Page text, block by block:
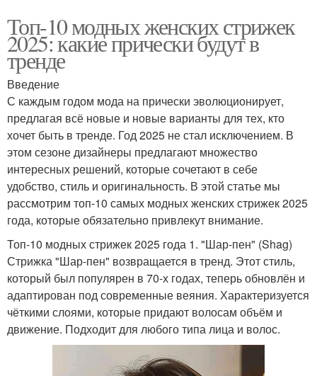
Топ-10 модных женских стрижек
2025: какие прически будут в
тренде
Введение
С каждым годом мода на прически эволюционирует,
предлагая всё новые и новые варианты для тех, кто
хочет быть в тренде. Год 2025 не стал исключением. В
этом сезоне дизайнеры предлагают множество
интересных решений, которые сочетают в себе
удобство, стиль и оригинальность. В этой статье мы
рассмотрим топ-10 самых модных женских стрижек 2025
года, которые обязательно привлекут внимание.
Топ-10 модных стрижек 2025 года 1. "Шар-пен" (Shag)
Стрижка "Шар-пен" возвращается в тренд. Этот стиль,
который был популярен в 70-х годах, теперь обновлён и
адаптирован под современные веяния. Характеризуется
чёткими слоями, которые придают волосам объём и
движение. Подходит для любого типа лица и волос.